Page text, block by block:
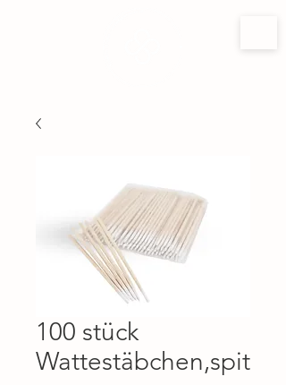
100 stück
Wattestäbchen,spit